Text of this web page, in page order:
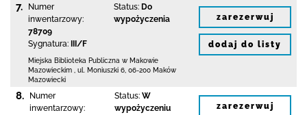
7.
Numer
inwentarzowy:
78709
Sygnatura:
III/F
Status: Do
wypożyczenia
Miejska Biblioteka Publiczna w Makowie
Mazowieckim
ul. Moniuszki 6 06-200 Maków
Mazowiecki
zarezerwuj
dodaj do listy
8.
Numer
inwentarzowy:
Status: W
wypożyczeniu
zarezerwuj